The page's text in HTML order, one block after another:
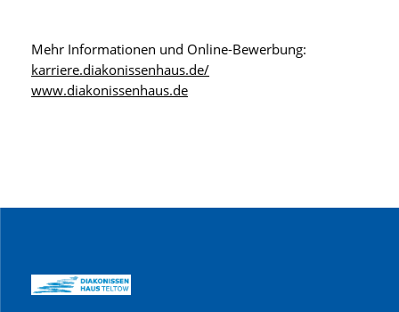
Mehr Informationen und Online-Bewerbung:
karriere.diakonissenhaus.de/
www.diakonissenhaus.de